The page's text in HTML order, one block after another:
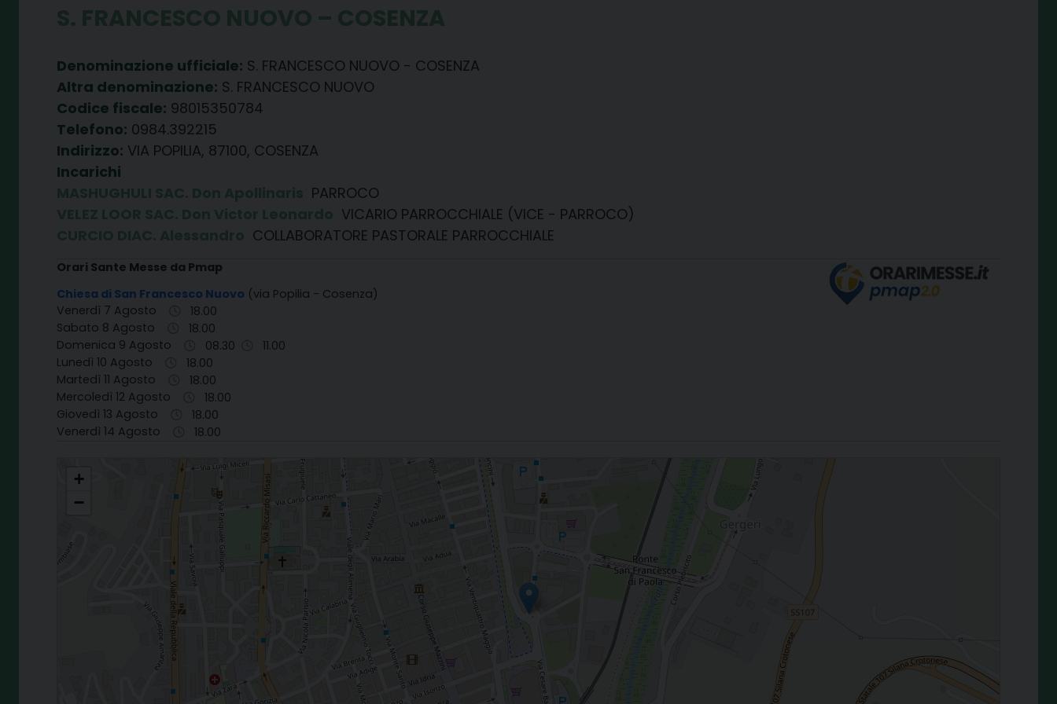
Denominazione ufficiale: S. FRANCESCO NUOVO - COSENZA
Altra denominazione: S. FRANCESCO NUOVO
Codice fiscale: 98015350784
Telefono: 0984.392215
Indirizzo: VIA POPILIA, 87100, COSENZA
Incarichi
PARROCO
VICARIO PARROCCHIALE (VICE - PARROCO)
COLLABORATORE PASTORALE PARROCCHIALE
Orari Sante Messe da Pmap
Chiesa di San Francesco Nuovo (via Popilia - Cosenza)
Venerdì 7 Agosto
18.00
Sabato 8 Agosto
18.00
Domenica 9 Agosto
08.30
11.00
Lunedì 10 Agosto
18.00
Martedì 11 Agosto
18.00
Mercoledì 12 Agosto
18.00
Giovedì 13 Agosto
18.00
Venerdì 14 Agosto
18.00
S. FRANCESCO NUOVO - COSENZA
+
−